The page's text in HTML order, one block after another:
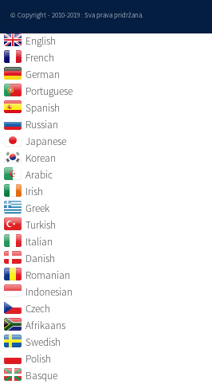
© Copyright - 2010-2019 : Sva prava pridržana.
English
French
German
Portuguese
Spanish
Russian
Japanese
Korean
Arabic
Irish
Greek
Turkish
Italian
Danish
Romanian
Indonesian
Czech
Afrikaans
Swedish
Polish
Basque